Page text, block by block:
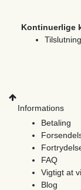
Kontinuerlige
Informations
Betaling
FAQ
Vigtigt at
Blog